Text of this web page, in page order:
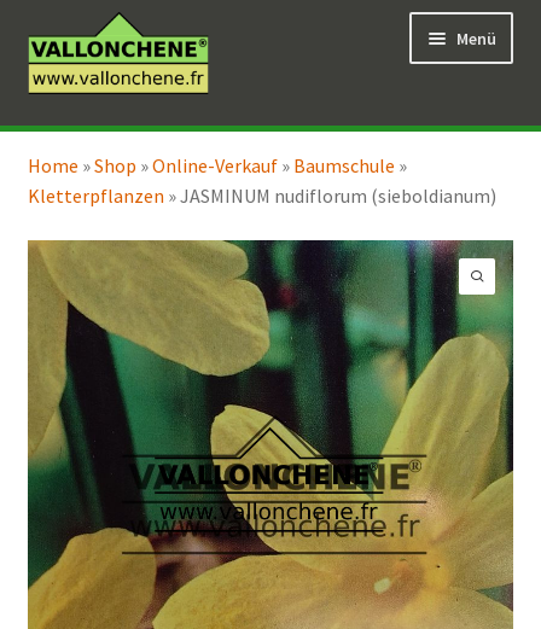
Navigation
springen
Inhalt
springen
Menü
Online-Verkauf
Coaching für den Garten
öffnen
Home »Shop »Online-Verkauf» Baumschule »
Kletterpflanzen »JASMINUM nudiflorum (sieboldianum)